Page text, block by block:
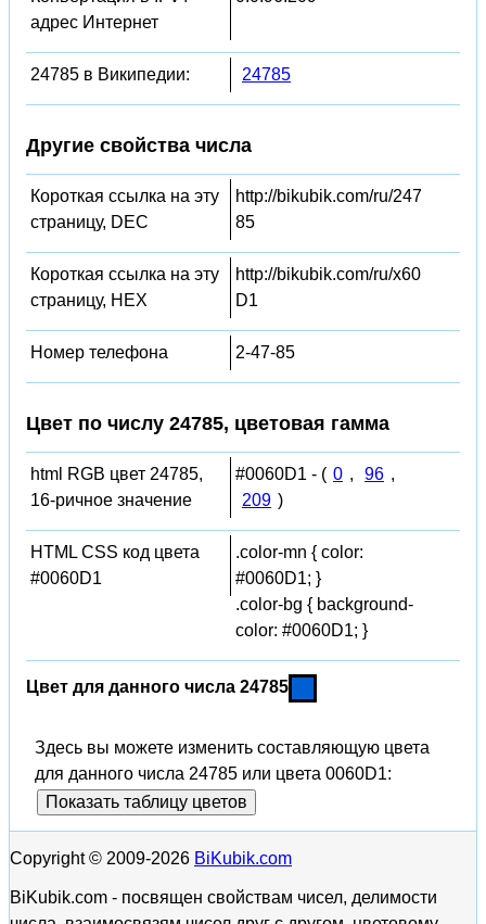
адрес Интернет
24785 в Википедии: 24785
Другие свойства числа
Короткая ссылка на эту
страницу, DEC
http://bikubik.com/ru/247
85
Короткая ссылка на эту
страницу, HEX
http://bikubik.com/ru/x60
D1
Номер телефона 2-47-85
Цвет по числу 24785, цветовая гамма
html RGB цвет 24785,
16-ричное значение
#0060D1 - ( 0 , 96 ,
209 )
HTML CSS код цвета
#0060D1
.color-mn { color:
#0060D1; }
.color-bg { background-
color: #0060D1; }
Цвет для данного числа 24785
Здесь вы можете изменить составляющую цвета
для данного числа 24785 или цвета 0060D1:
Показать таблицу цветов
Copyright © 2009-2026 BiKubik.com
BiKubik.com - посвящен свойствам чисел, делимости